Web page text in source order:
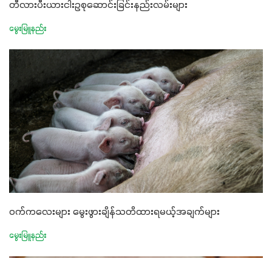
တီလားပီးယားငါးဥစုဆောင်းခြင်းနည်းလမ်းများ
မွေးမြူနည်း
ဝက်ကလေးများ မွေးဖွားချိန်သတိထားရမယ့်အချက်များ
မွေးမြူနည်း